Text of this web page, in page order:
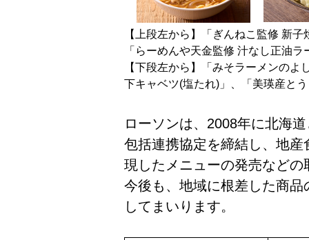
【上段左から】「ぎんねこ監修 新
「らーめんや天金監修 汁なし正油ラ
【下段左から】「みそラーメンの
下キャベツ(塩たれ)」、「美瑛産と
ローソンは、2008年に北海
包括連携協定を締結し、地
現したメニューの発売など
今後も、地域に根差した商
してまいります。